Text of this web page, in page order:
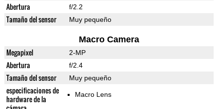
Abertura f/2.2
Tamaño del sensor Muy pequeño
Macro Camera
Megapixel 2-MP
Abertura f/2.4
Tamaño del sensor Muy pequeño
especificaciones de
hardware de la
Macro Lens